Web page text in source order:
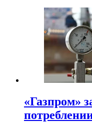
«Газпром»